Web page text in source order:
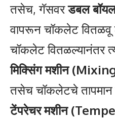
तसेच, गॅसवरडबल
वापरून चॉकलेट
चॉकलेट वितळल्यानंतर
मिक्सिंग मशीन
तसेच चॉकलेटचे तापमान
टेंपरेचर मशीन